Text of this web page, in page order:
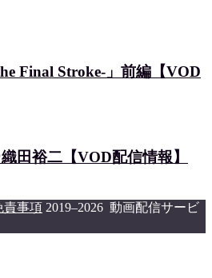
Final Stroke-」前編【VOD
田裕二【VOD配信情報】
責事項 2019–2026 動画配信サービ